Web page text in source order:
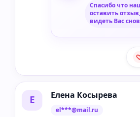
Спасибо что
оставить
видеть Вас
Е Елена Косырева
el***@mail.ru